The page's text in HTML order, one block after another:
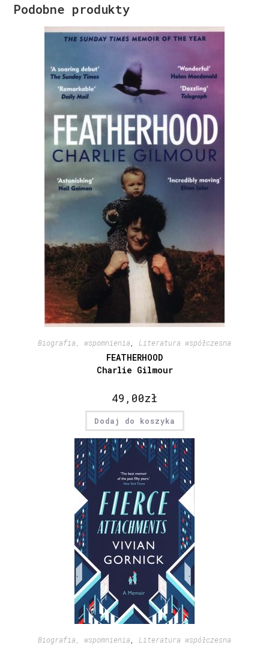
Podobne produkty
Biografia, wspomnienia Literatura współczesna
FEATHERHOOD
Charlie Gilmour
49,00zł
Dodaj do koszyka
Biografia, wspomnienia, Literatura współczesna